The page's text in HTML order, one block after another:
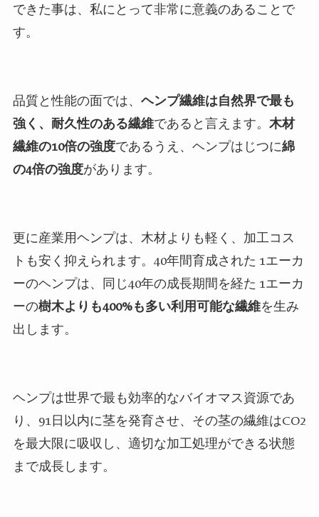
できた事は、私にとって非常に意義のあることで
す。
品質と性能の面では、 ヘンプ繊維は自然界で最も
強く、耐久性のある繊維であると言えます。 木材
繊維の10倍の強度であるうえ、ヘンプはじつに綿
の4倍の強度があります。
更に産業用ヘンプは、木材よりも軽く、加工コス
トも安く抑えられます。 40年間育成された 1エーカ
ーのヘンプは、同じ40年の成長期間を経た 1エーカ
ーの樹木よりも400%も多い利用可能な繊維を生み
出します。
ヘンプは世界で最も効率的なバイオマス資源であ
り、 91 日以内に茎を発育させ、その茎の繊維はCO2
を最大限に吸収し、適切な加工処理ができる状態
まで成長します。